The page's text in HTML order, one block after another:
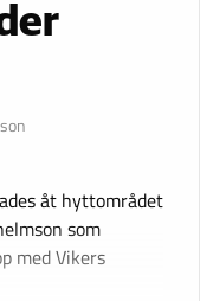
åt hyttområdet
som
med Vikers